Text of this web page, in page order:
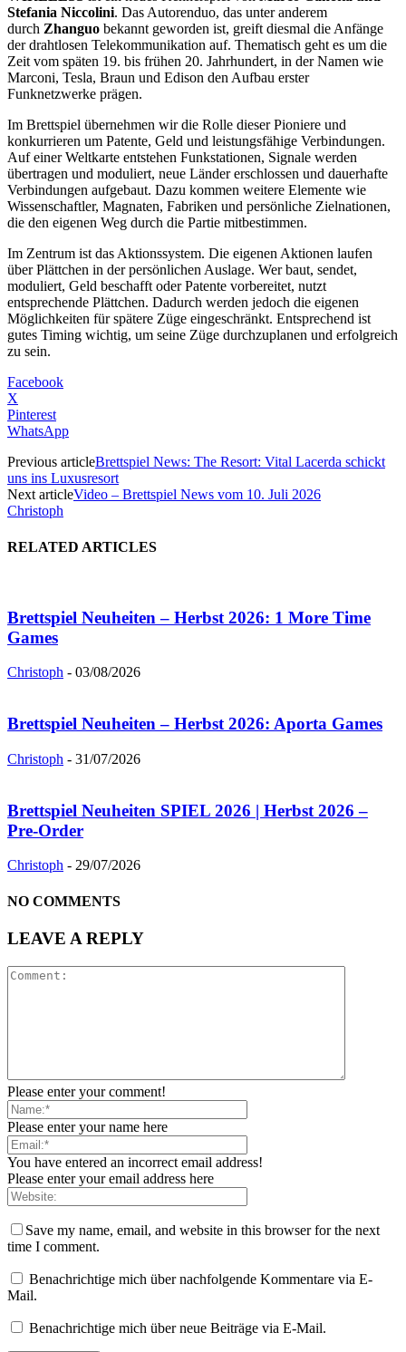
Stefania Niccolini. Das Autorenduo, das unter anderem
durch Zhanguo bekannt geworden ist, greift diesmal die Anfänge
der drahtlosen Telekommunikation auf. Thematisch geht es um die
Zeit vom späten 19. bis frühen 20. Jahrhundert, in der Namen wie
Marconi, Tesla, Braun und Edison den Aufbau erster
Funknetzwerke prägen.
Im Brettspiel übernehmen wir die Rolle dieser Pioniere und
konkurrieren um Patente, Geld und leistungsfähige Verbindungen.
Auf einer Weltkarte entstehen Funkstationen, Signale werden
übertragen und moduliert, neue Länder erschlossen und dauerhafte
Verbindungen aufgebaut. Dazu kommen weitere Elemente wie
Wissenschaftler, Magnaten, Fabriken und persönliche Zielnationen,
die den eigenen Weg durch die Partie mitbestimmen.
Im Zentrum ist das Aktionssystem. Die eigenen Aktionen laufen
über Plättchen in der persönlichen Auslage. Wer baut, sendet,
moduliert, Geld beschafft oder Patente vorbereitet, nutzt
entsprechende Plättchen. Dadurch werden jedoch die eigenen
Möglichkeiten für spätere Züge eingeschränkt. Entsprechend ist
gutes Timing wichtig, um seine Züge durchzuplanen und erfolgreich
zu sein.
Facebook
X
Pinterest
WhatsApp
Previous articleBrettspiel News: The Resort: Vital Lacerda schickt
uns ins Luxusresort
Next articleVideo – Brettspiel News vom 10. Juli 2026
Christoph
RELATED ARTICLES
Brettspiel Neuheiten – Herbst 2026: 1 More Time
Games
Christoph - 03/08/2026
Brettspiel Neuheiten – Herbst 2026: Aporta Games
Christoph - 31/07/2026
Brettspiel Neuheiten SPIEL 2026 | Herbst 2026 –
Pre-Order
Christoph - 29/07/2026
NO COMMENTS
LEAVE A REPLY
Please enter your comment!
Please enter your name here
You have entered an incorrect email address!
Please enter your email address here
Save my name, email, and website in this browser for the next
time I comment.
Benachrichtige mich über nachfolgende Kommentare via E-
Mail.
Benachrichtige mich über neue Beiträge via E-Mail.